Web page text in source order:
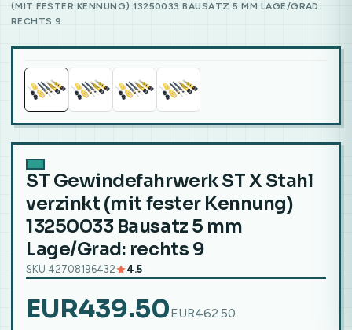
(MIT FESTER KENNUNG) 13250033 BAUSATZ 5 MM LAGE/GRAD:
RECHTS 9
ST Gewindefahrwerk ST X Stahl
verzinkt (mit fester Kennung)
13250033 Bausatz 5 mm
Lage/Grad: rechts 9
SKU 42708196432 4.5
EUR439.50EUR462.50